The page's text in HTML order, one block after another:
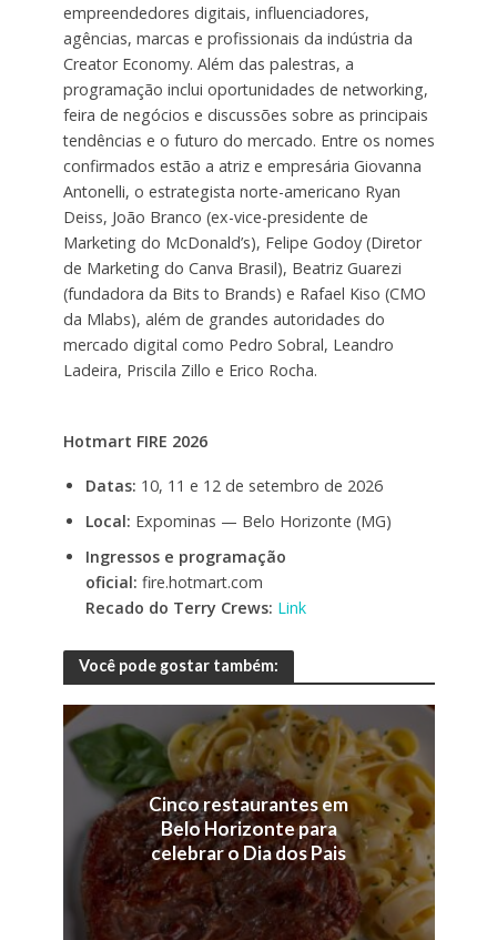
empreendedores digitais, influenciadores,
agências, marcas e profissionais da indústria da
Creator Economy. Além das palestras, a
programação inclui oportunidades de networking,
feira de negócios e discussões sobre as principais
tendências e o futuro do mercado. Entre os nomes
confirmados estão a atriz e empresária Giovanna
Antonelli, o estrategista norte-americano Ryan
Deiss, João Branco (ex-vice-presidente de
Marketing do McDonald’s), Felipe Godoy (Diretor
de Marketing do Canva Brasil), Beatriz Guarezi
(fundadora da Bits to Brands) e Rafael Kiso (CMO
da Mlabs), além de grandes autoridades do
mercado digital como Pedro Sobral, Leandro
Ladeira, Priscila Zillo e Erico Rocha.
Hotmart FIRE 2026
Datas: 10, 11 e 12 de setembro de 2026
Local: Expominas — Belo Horizonte (MG)
Ingressos e programação
oficial: fire.hotmart.com
Recado do Terry Crews: Link
Você pode gostar também:
Cinco restaurantes em
Belo Horizonte para
celebrar o Dia dos Pais